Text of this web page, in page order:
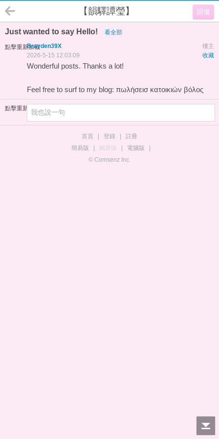
回復
【韻驛譚瑩】
Just wanted to say Hello! 看全部
點擊重新加載 樓主
Brayden39X
收藏
2026-5-15 12:03:09
Wonderful posts. Thanks a lot!
Feel free to surf to my blog: πωλήσεισ κατοικιών βόλος
點擊重新加載
首頁 登錄
註冊
簡易版
觸屏版 電腦版
© Comsenz Inc.